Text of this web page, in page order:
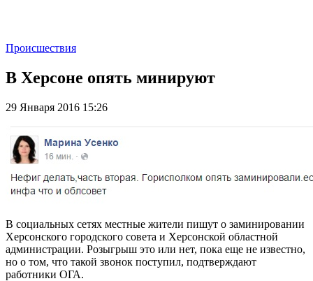
Происшествия
В Херсоне опять минируют
29 Января 2016 15:26
В социальных сетях местные жители пишут о заминировании
Херсонского городского совета и Херсонской областной
администрации. Розыгрыш это или нет, пока еще не известно,
но о том, что такой звонок поступил, подтверждают
работники ОГА.